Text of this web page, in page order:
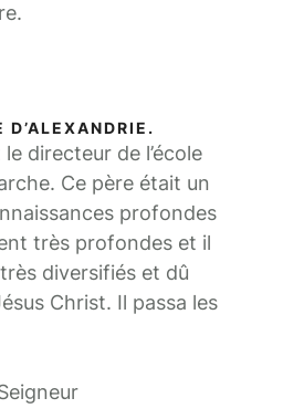
directeur de l’école
Ce père était un
profondes
très profondes et il
diversifiés et dû
Christ. Il passa les